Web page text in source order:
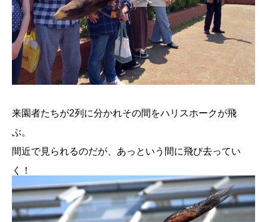
来園者たちが2列に分かれその間をハリスホークが飛
ぶ。
間近で見られるのだが、あっという間に飛び去ってい
く！